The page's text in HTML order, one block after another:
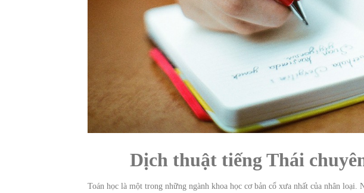
Dịch thuật tiếng Thái
Toán học là một trong những ngành khoa học cơ bản cổ xưa nhất của nhân